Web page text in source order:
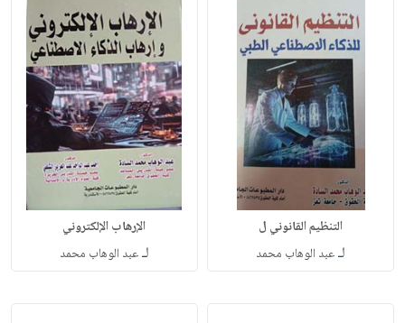
التنظيم القانوني ل
لـعبد الوهاب محمد
الإرهاب الإلكتروني
لـعبد الوهاب محمد